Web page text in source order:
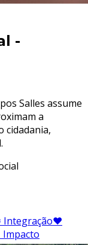
-
Salles assume
a
cidadania,
Integração❤️
Impacto